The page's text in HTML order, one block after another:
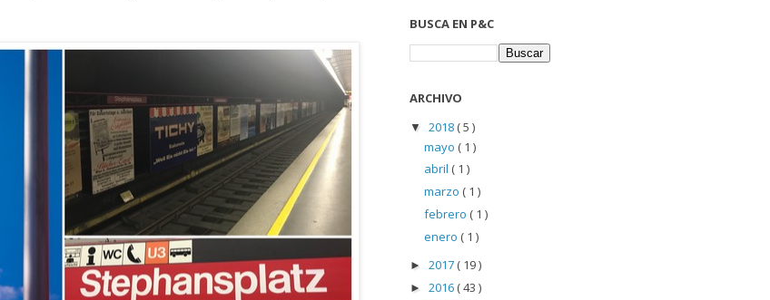
BUSCA EN P&C
ARCHIVO
▼ 2018 ( 5 )
mayo ( 1 )
abril ( 1 )
marzo ( 1 )
febrero ( 1 )
enero ( 1 )
► 2017 ( 19 )
► 2016 ( 43 )